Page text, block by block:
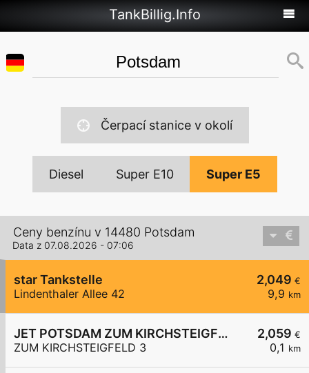
TankBillig.Info
Čerpací stanice v okolí
Diesel Super E10 Super E5
Ceny benzínu v 14480 Potsdam
Data z 07.08.2026 - 07:06
2,049 €
9,9 km
star Tankstelle
Lindenthaler Allee 42
2,059 €
0,1 km
JET POTSDAM ZUM KIRCHSTEIGFELD 3
ZUM KIRCHSTEIGFELD 3